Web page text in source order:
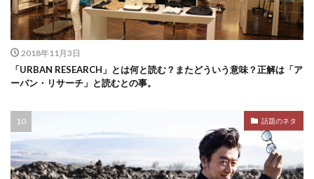
2018年11月3日
「URBAN RESEARCH」とは何と読む？またどういう意味？正解は「ア
ーバン・リサーチ」と読むとの事。
話題のネタ